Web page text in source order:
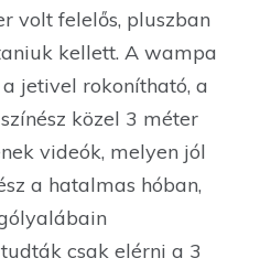
volt felelős, pluszban
kellett. A wampa
jetivel rokonítható, a
közel 3 méter
videók, melyen jól
a hatalmas hóban,
csak elérni a 3